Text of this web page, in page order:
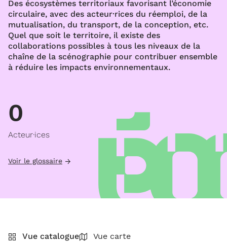
Des écosystèmes territoriaux favorisant l’économie
circulaire, avec des acteur·rices du réemploi, de la
mutualisation, du transport, de la conception, etc.
Quel que soit le territoire, il existe des
collaborations possibles à tous les niveaux de la
chaîne de la scénographie pour contribuer ensemble
à réduire les impacts environnementaux.
0
Acteur·ices
Voir le glossaire
Vue catalogue
Vue carte